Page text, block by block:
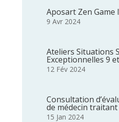
Aposart Zen Game
9 Avr 2024
Ateliers Situations
Exceptionnelles 9
12 Fév 2024
Consultation
de médecin traitant
15 Jan 2024